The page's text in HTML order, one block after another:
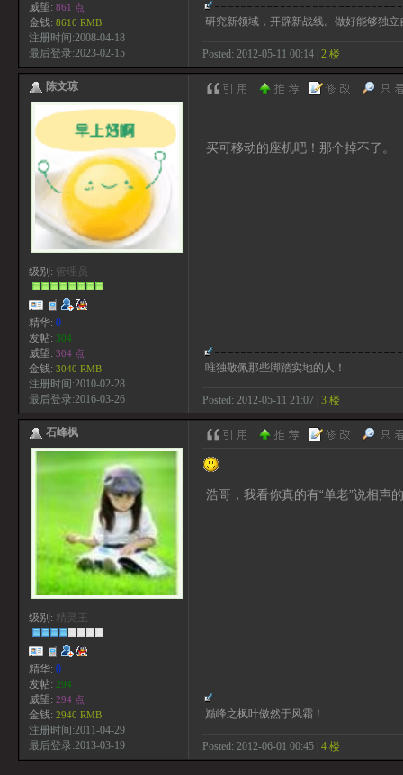
威望: 861 点
金钱: 8610 RMB
注册时间:2008-04-18
最后登录:2023-02-15
研究新领域，开辟新战线。做好能够独
Posted: 2012-05-11 00:14 | 2 楼
陈文琼
级别: 管理员
精华: 0
发帖: 304
威望: 304 点
金钱: 3040 RMB
注册时间:2010-02-28
最后登录:2016-03-26
买可移动的座机吧！那个掉不了。
唯独敬佩那些脚踏实地的人！
Posted: 2012-05-11 21:07 | 3 楼
石峰枫
级别: 精灵王
精华: 0
发帖: 294
威望: 294 点
金钱: 2940 RMB
注册时间:2011-04-29
最后登录:2013-03-19
浩哥，我看你真的有“单老”说相声
巅峰之枫叶傲然于风霜！
Posted: 2012-06-01 00:45 | 4 楼